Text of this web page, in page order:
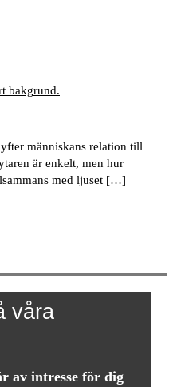
människans relation till
är enkelt, men hur
med ljuset […]
våra
av intresse för dig